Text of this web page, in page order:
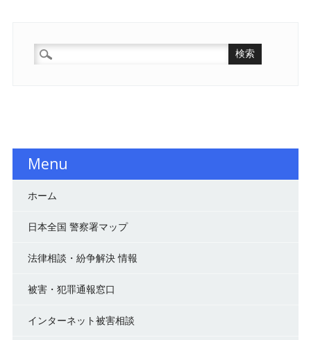
検
Menu
ホーム
日本全国 警察署マップ
法律相談・紛争解決 情報
被害・犯罪通報窓口
インターネット被害相談